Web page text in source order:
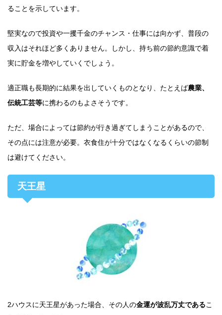
ることを示しています。
堅実なので投資や一攫千金のチャンス・仕事には向かず、普段の
収入はそれほど多くありません。しかし、持ち前の節約意識で着
実に貯金を増やしていくでしょう。
適正職も長期的に結果を出していくものとなり、たとえば農業、
伝統工芸等に携わるのもよさそうです。
ただ、場合によっては節約が行き過ぎてしまうことがあるので、
その点には注意が必要。衣食住が十分ではなくなるくらいの節制
は避けてください。
天王星
2ハウスに天王星があった場合、その人の金運が波乱万丈であるこ